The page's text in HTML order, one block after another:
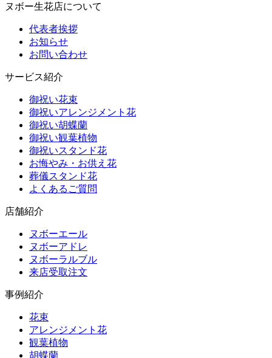
ヌボー生花店について
代表者挨拶
お知らせ
お問い合わせ
サービス紹介
御祝い花束
御祝いアレンジメント花
御祝い胡蝶蘭
御祝い観葉植物
御祝いスタンド花
お悔やみ・お供え花
葬儀スタンド花
よくあるご質問
店舗紹介
ヌボーエール
ヌボーアドレ
ヌボーラルブル
来店受取注文
事例紹介
花束
アレンジメント花
観葉植物
胡蝶蘭